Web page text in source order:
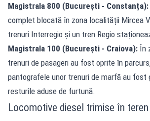
Magistrala 800 (București - Constanța):
complet blocată în zona localității Mircea
trenuri Interregio și un tren Regio
Magistrala 100 (București - Craiova): În
trenuri de pasageri au fost oprite în
pantografele unor trenuri de marfă au fost
resturile aduse de furtună.
Locomotive diesel trimise în